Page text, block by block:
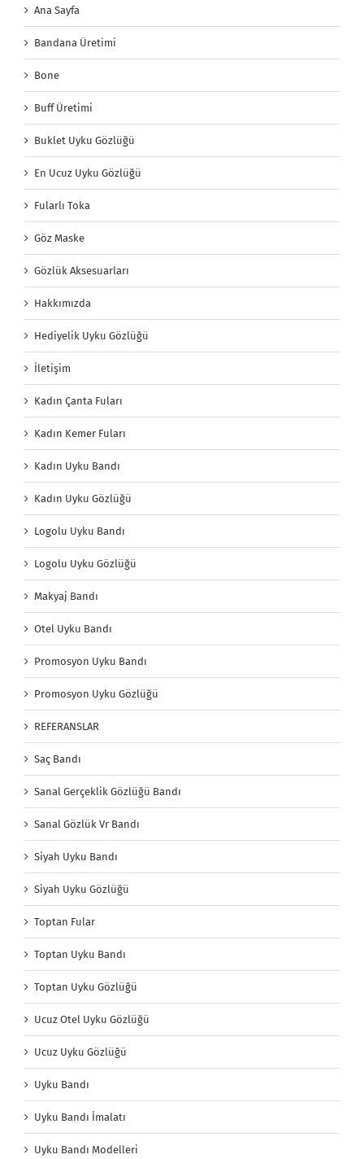
Ana Sayfa
Bandana Üretimi
Bone
Buff Üretimi
Buklet Uyku Gözlüğü
En Ucuz Uyku Gözlüğü
Fularlı Toka
Göz Maske
Gözlük Aksesuarları
Hakkımızda
Hediyelik Uyku Gözlüğü
İletişim
Kadın Çanta Fuları
Kadın Kemer Fuları
Kadın Uyku Bandı
Kadın Uyku Gözlüğü
Logolu Uyku Bandı
Logolu Uyku Gözlüğü
Makyaj Bandı
Otel Uyku Bandı
Promosyon Uyku Bandı
Promosyon Uyku Gözlüğü
REFERANSLAR
Saç Bandı
Sanal Gerçeklik Gözlüğü Bandı
Sanal Gözlük Vr Bandı
Siyah Uyku Bandı
Siyah Uyku Gözlüğü
Toptan Fular
Toptan Uyku Bandı
Toptan Uyku Gözlüğü
Ucuz Otel Uyku Gözlüğü
Ucuz Uyku Gözlüğü
Uyku Bandı
Uyku Bandı İmalatı
Uyku Bandı Modelleri